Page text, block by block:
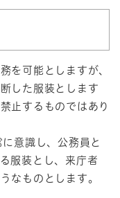
を可能としますが、
した服装とします
止するものではあり
意識し、公務員と
服装とし、来庁者
なものとします。